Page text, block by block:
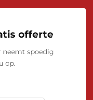
offerte
neemt spoedig
op.